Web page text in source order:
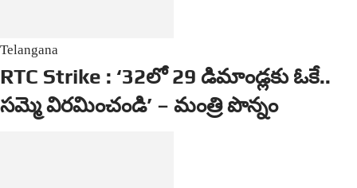
Telangana
RTC Strike : ‘32లో 29 డిమాండ్లకు ఓకే..
సమ్మె విరమించండి’ – మంత్రి పొన్నం